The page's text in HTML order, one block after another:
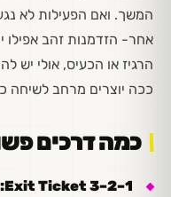
המשך. ואם הפעילות לא
אחר- הזדמנות זהב אפילו
הרגיז או הכעיס, אולי יש
ככה יוצרים מרחב לשיחה
כמה דרכים
Exit Ticket 3–2–1: